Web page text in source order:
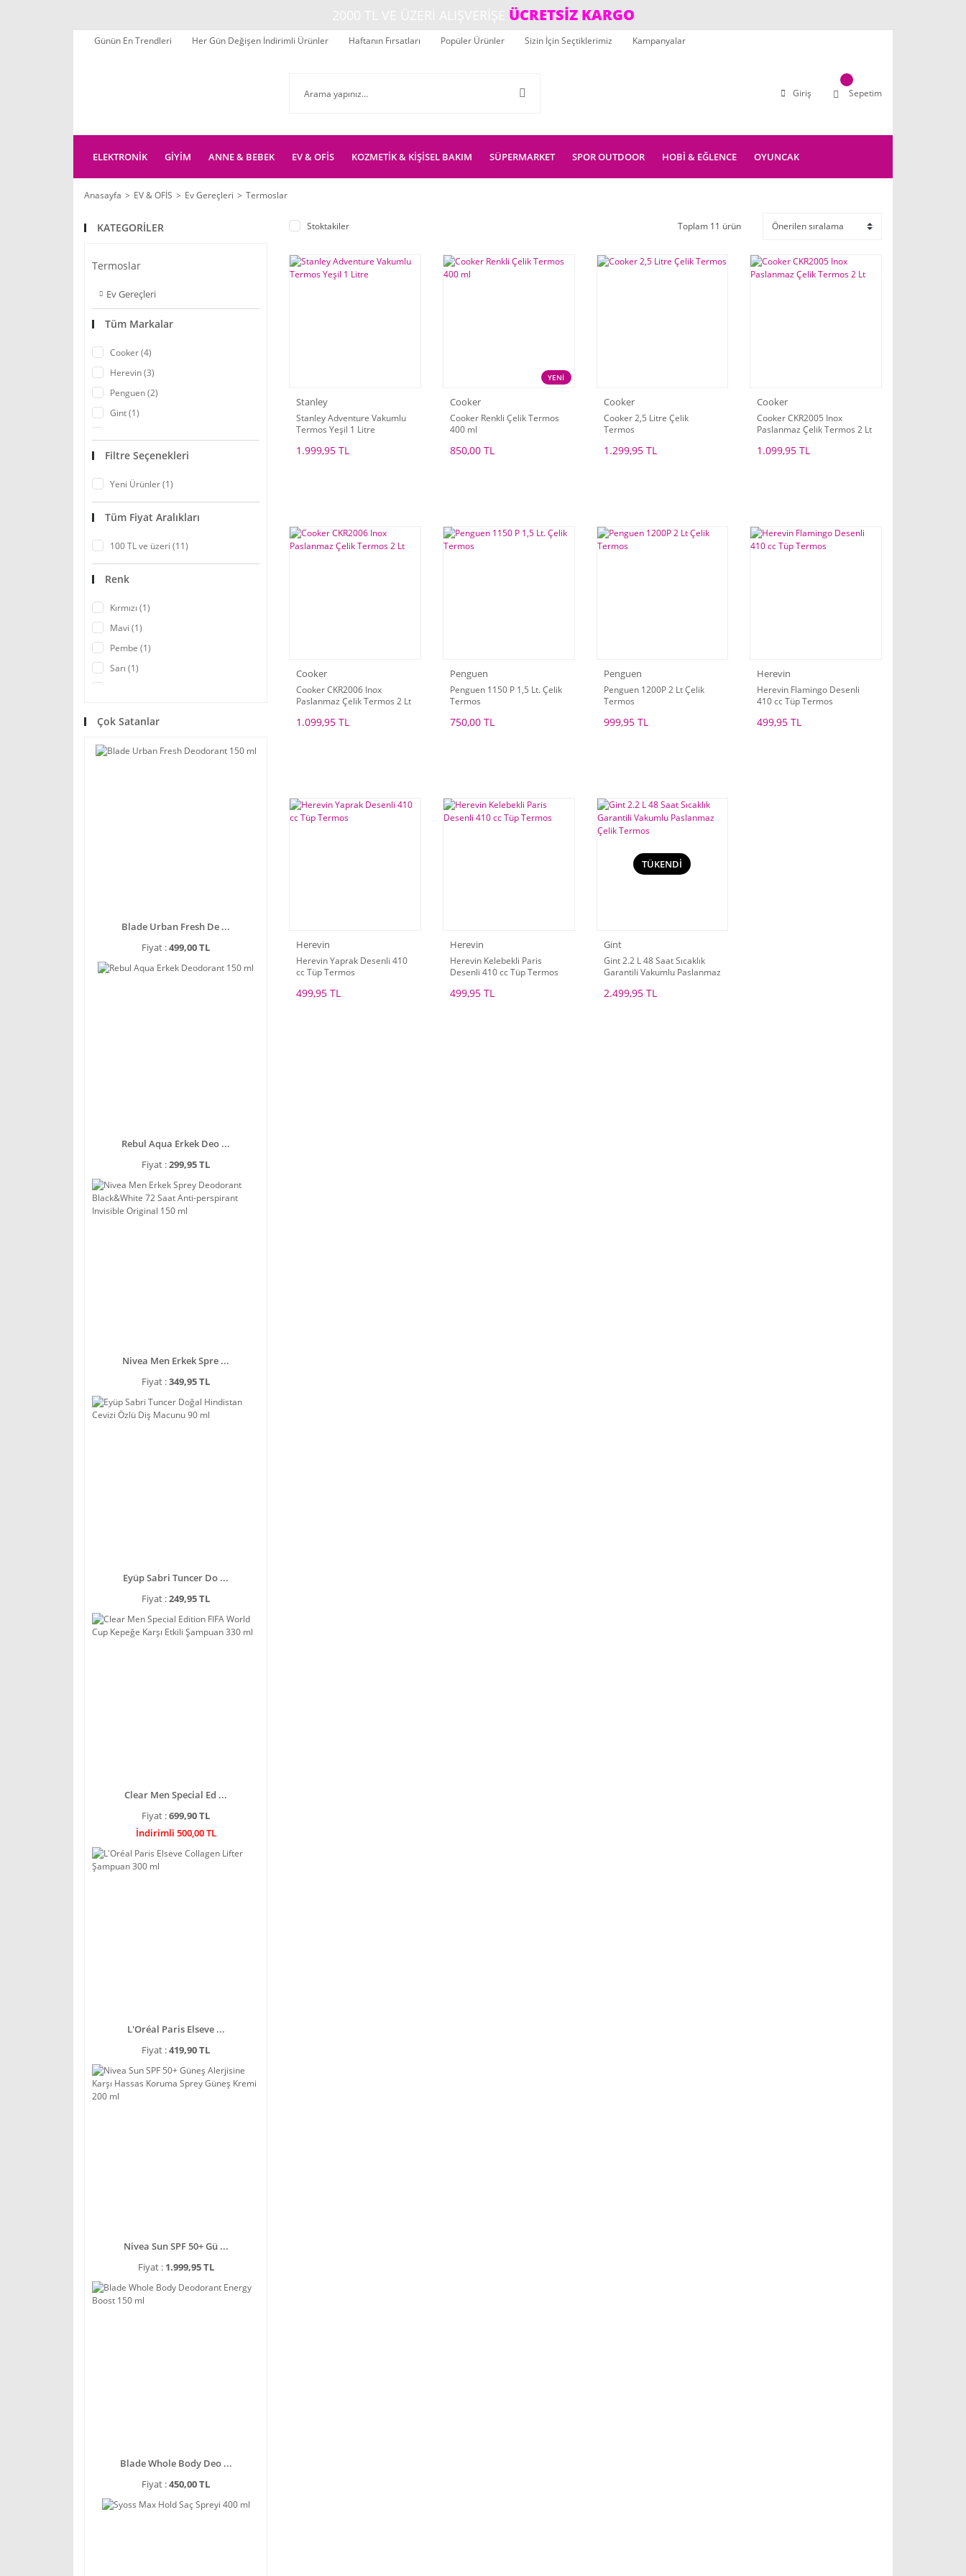
ÜCRETSİZ KARGO
Günün En Trendleri Her Gün Değişen İndirimli Ürünler Haftanın Fırsatları Popüler Ürünler Sizin İçin Seçtiklerimiz Kampanyalar
Giriş Sepetim
ELEKTRONİK GİYİM ANNE & BEBEK EV & OFİS KOZMETİK & KİŞİSEL BAKIM SÜPERMARKET SPOR OUTDOOR HOBİ & EĞLENCE OYUNCAK
Anasayfa EV & OFİS Ev Gereçleri Termoslar
KATEGORİLER
Termoslar
Ev Gereçleri
Tüm Markalar
Cooker (4)
Herevin (3)
Penguen (2)
Gint (1)
Filtre Seçenekleri
Yeni Ürünler (1)
Tüm Fiyat Aralıkları
100 TL ve üzeri (11)
Renk
Kırmızı (1)
Mavi (1)
Pembe (1)
Sarı (1)
Çok Satanlar
Blade Urban Fresh De ...
Fiyat :499,00 TL
Rebul Aqua Erkek Deo ...
Fiyat :299,95 TL
Nivea Men Erkek Spre ...
Fiyat :349,95 TL
Eyüp Sabri Tuncer Do ...
Fiyat :249,95 TL
Clear Men Special Ed ...
Fiyat :699,90 TL
İndirimli 500,00 TL
L'Oréal Paris Elseve ...
Fiyat :419,90 TL
Nivea Sun SPF 50+ Gü ...
Fiyat : 1.999,95 TL
Blade Whole Body Deo ...
Fiyat :450,00 TL
Stoktakiler Toplam 11 ürün
Stanley
Stanley Adventure Vakumlu
Termos Yeşil 1 Litre
1.999,95 TL
YENİ
Cooker
Cooker Renkli Çelik Termos
400 ml
850,00 TL
Cooker
Cooker 2,5 Litre Çelik
Termos
1.299,95 TL
Cooker
Cooker CKR2005 Inox
Paslanmaz Çelik Termos 2 Lt
1.099,95 TL
Cooker
Cooker CKR2006 Inox
Paslanmaz Çelik Termos 2 Lt
1.099,95 TL
Penguen
Penguen 1150 P 1,5 Lt. Çelik
Termos
750,00 TL
Penguen
Penguen 1200P 2 Lt Çelik
Termos
999,95 TL
Herevin
Herevin Flamingo Desenli
410 cc Tüp Termos
499,95 TL
Herevin
Herevin Yaprak Desenli 410
cc Tüp Termos
499,95 TL
Herevin
Herevin Kelebekli Paris
Desenli 410 cc Tüp Termos
499,95 TL
TÜKENDİ
Gint
Gint 2.2 L 48 Saat Sıcaklık
Garantili Vakumlu Paslanmaz
2.499,95 TL